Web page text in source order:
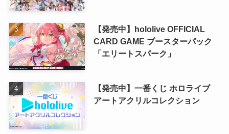
【発売中】hololive OFFICIAL
CARD GAME ブースターパック
「エリートスパーク」
【発売中】一番くじ ホロライブ
アートアクリルコレクション